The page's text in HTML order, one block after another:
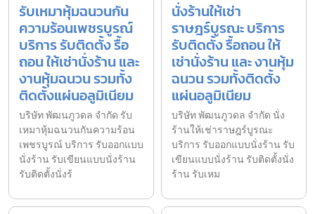
รับเหมาหุ้มฉนวนกัน
ความร้อนเพชรบูรณ์
บริการ รับติดตั้ง รื้อ
ถอน ให้เช่านั่งร้าน และ
งานหุ้มฉนวน รวมทั้ง
ติดตั้งแผ่นอลูมิเนียม
บริษัท พัฒนภูวดล จำกัด รับ
เหมาหุ้มฉนวนกันความร้อน
เพชรบูรณ์ บริการ รับออกแบบ
นั่งร้าน รับเขียนแบบนั่งร้าน
รับติดตั้งนั่งร้
นั่งร้านให้เช่า
ราษฎร์บูรณะ บริการ
รับติดตั้ง รื้อถอน ให้
เช่านั่งร้าน และ งานหุ้ม
ฉนวน รวมทั้งติดตั้ง
แผ่นอลูมิเนียม
บริษัท พัฒนภูวดล จำกัด นั่ง
ร้านให้เช่าราษฎร์บูรณะ
บริการ รับออกแบบนั่งร้าน รับ
เขียนแบบนั่งร้าน รับติดตั้งนั่ง
ร้าน รับเหม